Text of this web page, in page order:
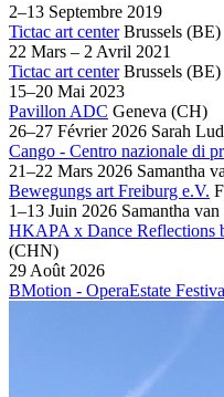
2–13 Septembre 2019
Tictac art center Brussels (BE)
22 Mars – 2 Avril 2021
Tictac art center Brussels (BE)
15–20 Mai 2023
Pavillon ADC Geneva (CH)
26–27 Février 2026 Sarah
Cango - Centro nazionale di
21–22 Mars 2026 Samantha
Bewegungs art Freiburg e.V.
1–13 Juin 2026 Samantha
HKAPA x Dance Reflections
(CHN)
29 Août 2026
BMotion - OperaEstate